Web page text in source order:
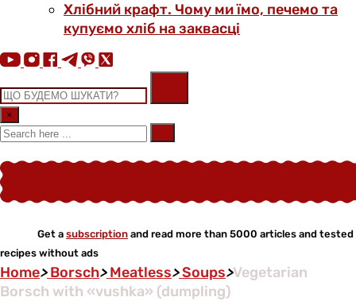
Хлібний крафт. Чому ми їмо, печемо та
купуємо хліб на заквасці
×
Get a subscription and read more than 5000 articles and tested
recipes without ads
Home>Borsch>Meatless>Soups>Vegetarian
Borsch with «vushka» (dumpling)